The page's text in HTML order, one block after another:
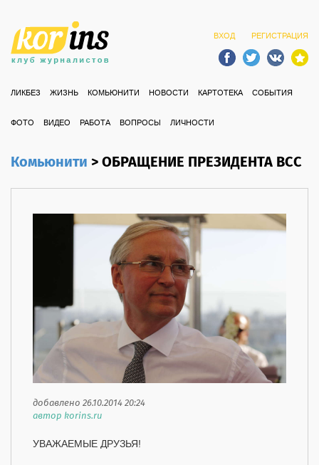
ВХОД РЕГИСТРАЦИЯ
ЛИКБЕЗ ЖИЗНЬ КОМЬЮНИТИ НОВОСТИ КАРТОТЕКА СОБЫТИЯ
ФОТО ВИДЕО РАБОТА ВОПРОСЫ ЛИЧНОСТИ
Комьюнити>ОБРАЩЕНИЕ ПРЕЗИДЕНТА ВСС
добавлено 26.10.2014 20:24
автор korins.ru
УВАЖАЕМЫЕ ДРУЗЬЯ!